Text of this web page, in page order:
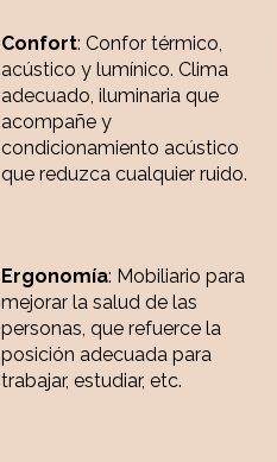
Confort: Confor térmico,
acústico y lumínico. Clima
adecuado, iluminaria que
acompañe y
condicionamiento acústico
que reduzca cualquier ruido.
Ergonomía: Mobiliario para
mejorar la salud de las
personas, que refuerce la
posición adecuada para
trabajar, estudiar, etc.